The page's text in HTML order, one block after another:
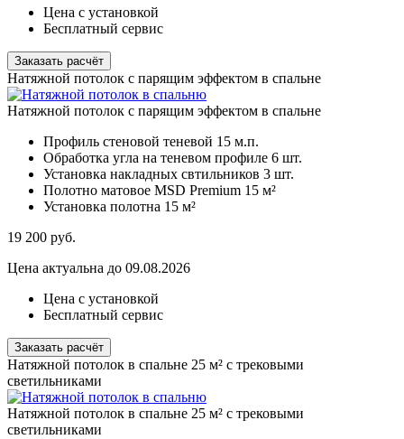
Цена с установкой
Бесплатный сервис
Заказать расчёт
Натяжной потолок с парящим эффектом в спальне
Натяжной потолок с парящим эффектом в спальне
Профиль стеновой теневой 15 м.п.
Обработка угла на теневом профиле 6 шт.
Установка накладных свтильников 3 шт.
Полотно матовое MSD Premium 15 м²
Установка полотна 15 м²
19 200 руб.
Цена актуальна до 09.08.2026
Цена с установкой
Бесплатный сервис
Заказать расчёт
Натяжной потолок в спальне 25 м² с трековыми
светильниками
Натяжной потолок в спальне 25 м² с трековыми
светильниками